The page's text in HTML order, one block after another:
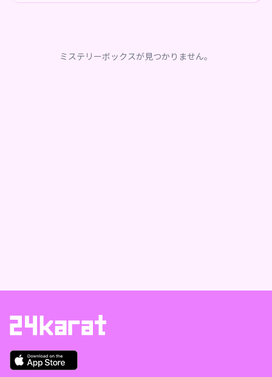
ミステリーボックスが見つかりません。